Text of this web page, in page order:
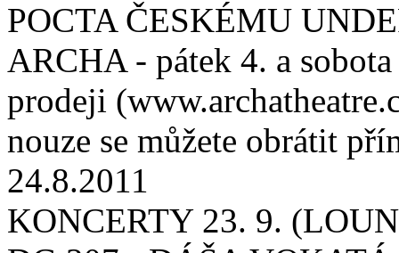
POCTA ČESKÉMU
ARCHA - pátek 4. a
prodeji
nouze se můžete obrátit
24.8.2011
KONCERTY 23. 9.